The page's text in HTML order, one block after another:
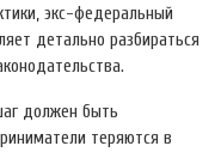
экс-федеральный
детально разбираться
должен быть
теряются в